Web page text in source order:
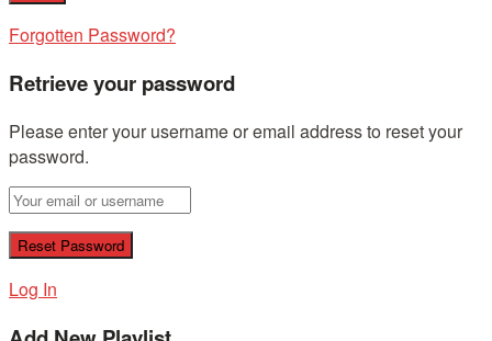
Forgotten Password?
Retrieve your password
Please enter your username or email address to reset your
password.
Log In